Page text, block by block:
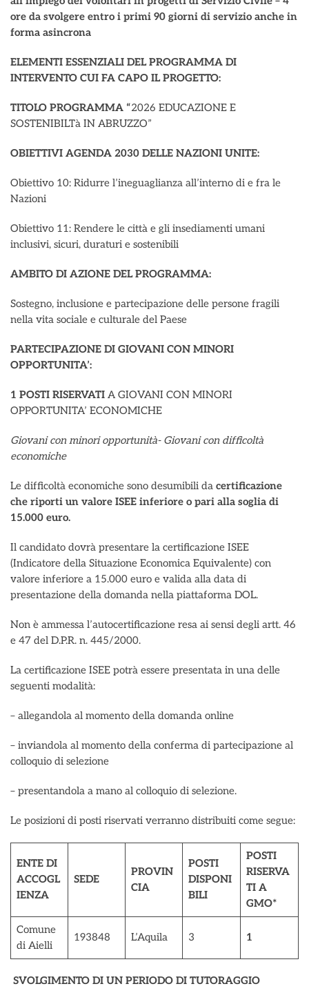
ore da svolgere entro i primi 90 giorni di servizio anche in
forma asincrona
ELEMENTI ESSENZIALI DEL PROGRAMMA DI
INTERVENTO CUI FA CAPO IL PROGETTO:
TITOLO PROGRAMMA “2026 EDUCAZIONE E
SOSTENIBILTà IN ABRUZZO”
OBIETTIVI AGENDA 2030 DELLE NAZIONI UNITE:
Obiettivo 10: Ridurre l’ineguaglianza all’interno di e fra le
Nazioni
Obiettivo 11: Rendere le città e gli insediamenti umani
inclusivi, sicuri, duraturi e sostenibili
AMBITO DI AZIONE DEL PROGRAMMA:
Sostegno, inclusione e partecipazione delle persone fragili
nella vita sociale e culturale del Paese
PARTECIPAZIONE DI GIOVANI CON MINORI
OPPORTUNITA’:
1 POSTI RISERVATI A GIOVANI CON MINORI
OPPORTUNITA’ ECONOMICHE
Giovani con minori opportunità- Giovani con difficoltà
economiche
Le difficoltà economiche sono desumibili da certificazione
che riporti un valore ISEE inferiore o pari alla soglia di
15.000 euro.
Il candidato dovrà presentare la certificazione ISEE
(Indicatore della Situazione Economica Equivalente) con
valore inferiore a 15.000 euro e valida alla data di
presentazione della domanda nella piattaforma DOL.
Non è ammessa l’autocertificazione resa ai sensi degli artt. 46
e 47 del D.P.R. n. 445/2000.
La certificazione ISEE potrà essere presentata in una delle
seguenti modalità:
– allegandola al momento della domanda online
– inviandola al momento della conferma di partecipazione al
colloquio di selezione
– presentandola a mano al colloquio di selezione.
Le posizioni di posti riservati verranno distribuiti come segue:
ENTE DI
ACCOGL
IENZA
SEDE
PROVIN
CIA
POSTI
DISPONI
BILI
POSTI
RISERVA
TI A
GMO*
Comune
di Aielli
193848 L’Aquila 3 1
SVOLGIMENTO DI UN PERIODO DI TUTORAGGIO